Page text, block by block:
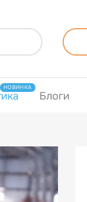
НОВИНКА
Блоги